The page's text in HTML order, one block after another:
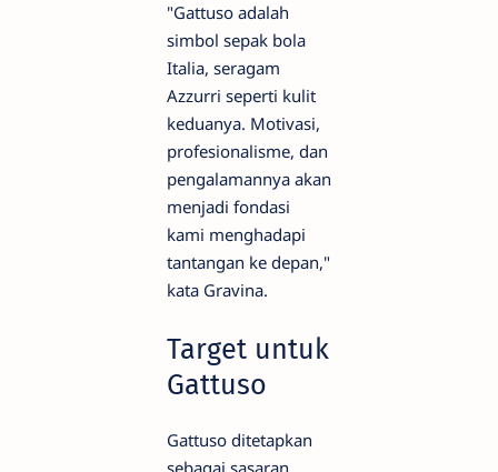
"Gattuso adalah
simbol sepak bola
Italia, seragam
Azzurri seperti kulit
keduanya. Motivasi,
profesionalisme, dan
pengalamannya akan
menjadi fondasi
kami menghadapi
tantangan ke depan,"
kata Gravina.
Target untuk
Gattuso
Gattuso ditetapkan